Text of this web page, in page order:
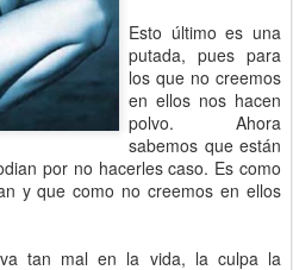
Esto último es una
putada, pues para
los que no creemos
en ellos nos hacen
polvo. Ahora
sabemos que están
por no hacerles caso. Es como
y que como no creemos en ellos
tan mal en la vida, la culpa la